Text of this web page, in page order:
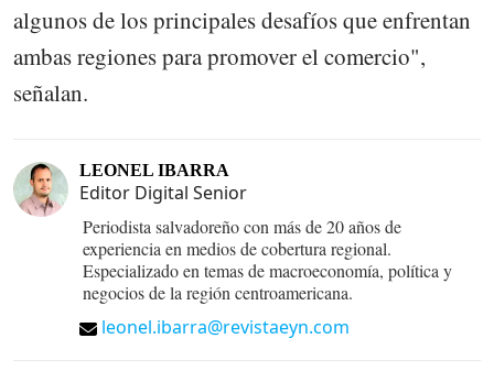
algunos de los principales desafíos que enfrentan
ambas regiones para promover el comercio",
señalan.
LEONEL IBARRA
Editor Digital Senior
Periodista salvadoreño con más de 20 años de
experiencia en medios de cobertura regional.
Especializado en temas de macroeconomía, política y
negocios de la región centroamericana.
leonel.ibarra@revistaeyn.com